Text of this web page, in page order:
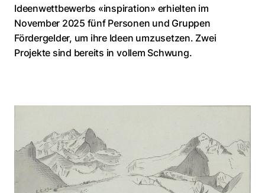
Ideenwettbewerbs «inspiration» erhielten im
November 2025 fünf Personen und Gruppen
Fördergelder, um ihre Ideen umzusetzen. Zwei
Projekte sind bereits in vollem Schwung.